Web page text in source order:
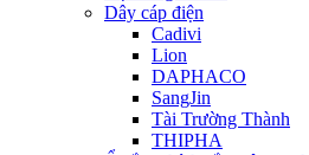
Dây cáp điện
Cadivi
Lion
DAPHACO
SangJin
Tài Trường Thành
THIPHA